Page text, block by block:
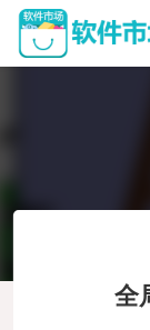
全